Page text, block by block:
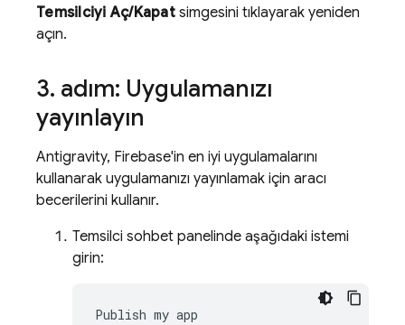
Temsilciyi Aç/Kapatsimgesini tıklayarak yeniden
açın.
3. adım: Uygulamanızı
yayınlayın
Antigravity, Firebase'in en iyi uygulamalarını
kullanarak uygulamanızı yayınlamak için aracı
becerilerini kullanır.
Temsilci sohbet panelinde aşağıdaki istemi
girin: